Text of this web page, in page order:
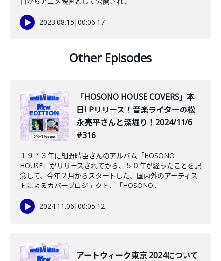
2023.08.15 |00:06:17
Other Episodes
「HOSONO HOUSE COVERS」本
日LPリリース！音楽ライターの松
永亮平さんと深堀り！2024/11/6
#316
１９７３年に細野晴臣さんのアルバム「HOSONO
HOUSE」がリリースされてから、５０年が経ったことを記
念して、今年２月からスタートした、国内外のアーティス
トによるカバープロジェクト、「HOSONO...
2024.11.06 |00:05:12
アートウィーク東京 2024について